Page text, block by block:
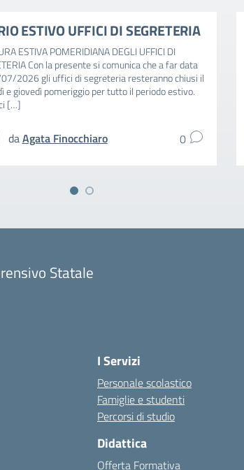
ESTIVO UFFICI DI SEGRETERIA
ESTIVA POMERIDIANA DEGLI UFFICI DI
Con la presente si comunica che a far data
2026 gli uffici di segreteria resteranno chiusi il
e giovedì pomeriggio per tutto il periodo estivo.
[…]
daAgata Finocchiaro 0
Statale
I Servizi
Personale scolastico
Famiglie e studenti
Percorsi di studio
Didattica
Offerta Formativa